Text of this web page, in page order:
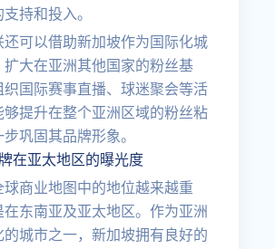
持和投入。
还可以借助新加坡作为国际化城
扩大在亚洲其他国家的粉丝基
织国际赛事直播、球迷聚会等活
够提升在整个亚洲区域的粉丝粘
巩固其品牌形象。
在亚太地区的曝光度
球商业地图中的地位越来越重
在东南亚及亚太地区。作为亚洲
的城市之一，新加坡拥有良好的